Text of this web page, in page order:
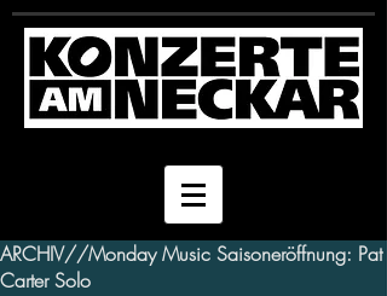
ARCHIV//Monday Music Saisoneröffnung: Pat
Carter Solo